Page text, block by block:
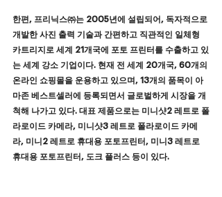
한편, 프리닉스㈜는 2005년에 설립되어, 독자적으로
개발한 사진 출력 기술과 간편하고 직관적인 일체형
카트리지로 세계 21개국에 포토 프린터를 수출하고 있
는 세계 강소 기업이다. 현재 전 세계 20개국, 60개의
온라인 쇼핑몰을 운용하고 있으며, 13개의 품목이 아
마존 베스트셀러에 등록되면서 글로벌하게 시장을 개
척해 나가고 있다. 대표 제품으로는 미니샷2 레트로 폴
라로이드 카메라, 미니샷3 레트로 폴라로이드 카메
라, 미니2 레트로 휴대용 포토프린터, 미니3 레트로
휴대용 포토프린터, 도크 플러스 등이 있다.